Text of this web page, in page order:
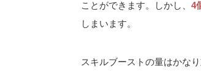
ことができます。しかし、 4
しまいます。
スキルブーストの量はかな